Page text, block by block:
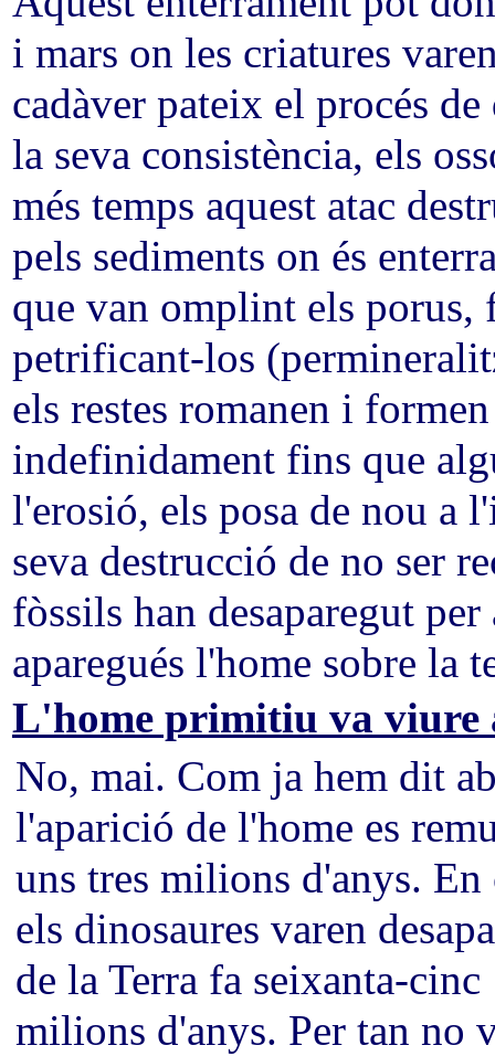
i mars on les criatures
cadàver pateix el procés
la seva consistència, els
més temps aquest atac
pels sediments on és
que van omplint els porus,
petrificant-los
els restes romanen i
indefinidament fins que
l'erosió, els posa de nou a
seva destrucció de no ser
fòssils han desaparegut per
aparegués l'home sobre la
L'home primitiu va viure
No, mai. Com ja hem dit
l'aparició de l'home es
uns tres milions d'anys. En
els dinosaures varen
de la Terra fa seixanta-cinc
milions d'anys. Per tan no